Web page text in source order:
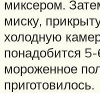
миксером.
миску,
холодную
понадобится
мороженное
приготовилось.